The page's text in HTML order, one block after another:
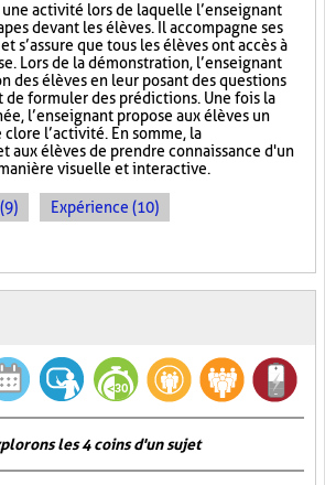
activité lors de laquelle l’enseignant
devant les élèves. Il accompagne ses
s’assure que tous les élèves ont accès à
Lors de la démonstration, l’enseignant
des élèves en leur posant des questions
de formuler des prédictions. Une fois la
l’enseignant propose aux élèves un
l’activité. En somme, la
aux élèves de prendre connaissance d'un
visuelle et interactive.
Expérience (10)
les 4 coins d'un sujet